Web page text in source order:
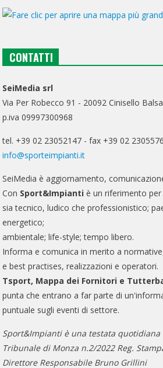
CONTATTI
SeiMedia srl
Via Per Robecco 91 - 20092 Cinisello
p.iva 09997300968
tel. +39 02 23052147 - fax +39 02
info@sporteimpianti.it
SeiMedia è aggiornamento,
Con Sport&Impianti è un riferimento
sia tecnico, ludico che professionistico;
energetico;
ambientale; life-style; tempo libero.
Informa e comunica in merito a
e best practises, realizzazioni e operatori.
Tsport, Mappa dei Fornitori e
punta che entrano a far parte di
puntuale sugli eventi di settore.
Sport&Impianti è una testata
Tribunale di Monza n.2/2022 Reg.
Direttore Responsabile Bruno Grillini